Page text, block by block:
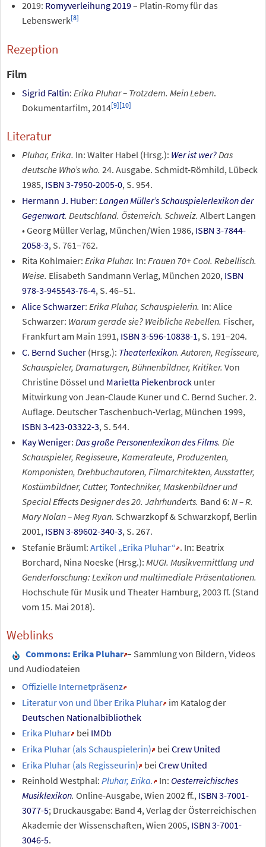
2019: Romyverleihung 2019– Platin-Romy für das
Lebenswerk[8]
Rezeption
Film
Sigrid Faltin: Erika Pluhar – Trotzdem. Mein Leben.
Dokumentarfilm, 2014[9][10]
Literatur
Pluhar, Erika. In: Walter Habel (Hrsg.): Wer ist wer?Das
deutsche Who’s who. 24. Ausgabe. Schmidt-Römhild, Lübeck
1985, ISBN 3-7950-2005-0, S. 954.
Hermann J. Huber: Langen Müller’s Schauspielerlexikon der
Gegenwart. Deutschland. Österreich. Schweiz. Albert Langen
• Georg Müller Verlag, München/Wien 1986, ISBN 3-7844-
2058-3, S. 761–762.
Rita Kohlmaier: Erika Pluhar. In: Frauen 70+ Cool. Rebellisch.
Weise. Elisabeth Sandmann Verlag, München 2020, ISBN
978-3-945543-76-4, S. 46–51.
Alice Schwarzer: Erika Pluhar, Schauspielerin. In: Alice
Schwarzer: Warum gerade sie? Weibliche Rebellen. Fischer,
Frankfurt am Main 1991, ISBN 3-596-10838-1, S. 191–204.
C. Bernd Sucher(Hrsg.): Theaterlexikon. Autoren, Regisseure,
Schauspieler, Dramaturgen, Bühnenbildner, Kritiker. Von
Christine Dössel und Marietta Piekenbrockunter
Mitwirkung von Jean-Claude Kuner und C. Bernd Sucher. 2.
Auflage. Deutscher Taschenbuch-Verlag, München 1999,
ISBN 3-423-03322-3, S. 544.
Kay Weniger: Das große Personenlexikon des Films. Die
Schauspieler, Regisseure, Kameraleute, Produzenten,
Komponisten, Drehbuchautoren, Filmarchitekten, Ausstatter,
Kostümbildner, Cutter, Tontechniker, Maskenbildner und
Special Effects Designer des 20. Jahrhunderts. Band 6: N – R.
Mary Nolan – Meg Ryan. Schwarzkopf & Schwarzkopf, Berlin
2001, ISBN 3-89602-340-3, S. 267.
Stefanie Bräuml: Artikel „Erika Pluhar“ . In: Beatrix
Borchard, Nina Noeske (Hrsg.): MUGI. Musikvermittlung und
Genderforschung: Lexikon und multimediale Präsentationen.
Hochschule für Musik und Theater Hamburg, 2003 ff. (Stand
vom 15. Mai 2018).
Weblinks
Commons: Erika Pluhar – Sammlung von Bildern, Videos
und Audiodateien
Offizielle Internetpräsenz
Literatur von und über Erika Pluhar im Katalog der
Deutschen Nationalbibliothek
Erika Pluhar bei IMDb
Erika Pluhar (als Schauspielerin) bei Crew United
Erika Pluhar (als Regisseurin) bei Crew United
Reinhold Westphal: Pluhar, Erika. In: Oesterreichisches
Musiklexikon. Online-Ausgabe, Wien 2002 ff., ISBN 3-7001-
3077-5; Druckausgabe: Band 4, Verlag der Österreichischen
Akademie der Wissenschaften, Wien 2005, ISBN 3-7001-
3046-5.